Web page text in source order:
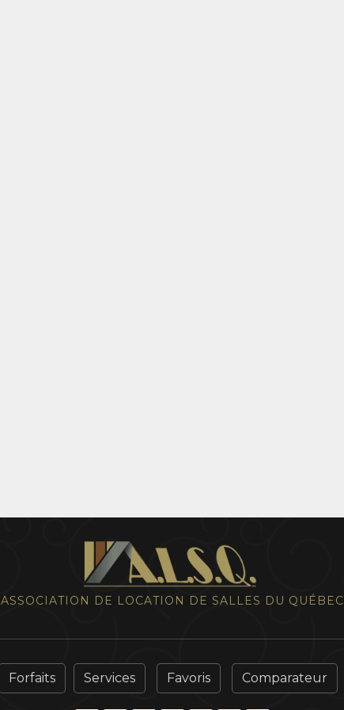
ASSOCIATION DE LOCATION DE SALLES DU QUÉBEC
Forfaits Services Favoris Comparateur